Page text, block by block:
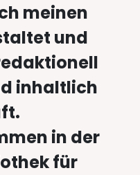
meinen
und
inhaltlich
in der
für